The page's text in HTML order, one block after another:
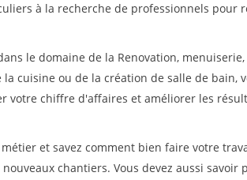
à la recherche de professionnels pour
le domaine de la Renovation,
cuisine ou de la création de salle de bain,
votre chiffre d'affaires et améliorer les
et savez comment bien faire votre
chantiers. Vous devez aussi savoir